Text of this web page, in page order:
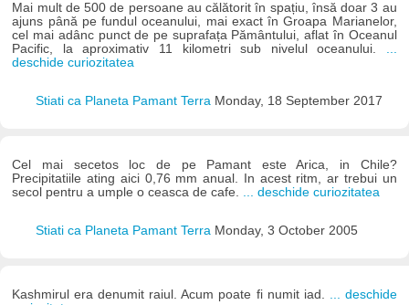
Mai mult de 500 de persoane au călătorit în spațiu, însă doar 3 au
ajuns până pe fundul oceanului, mai exact în Groapa Marianelor,
cel mai adânc punct de pe suprafața Pământului, aflat în Oceanul
Pacific, la aproximativ 11 kilometri sub nivelul oceanului. ...
deschide curiozitatea
Stiati ca Planeta Pamant Terra Monday, 18 September 2017
Cel mai secetos loc de pe Pamant este Arica, in Chile?
Precipitatiile ating aici 0,76 mm anual. In acest ritm, ar trebui un
secol pentru a umple o ceasca de cafe.
... deschide curiozitatea
Stiati ca Planeta Pamant Terra Monday, 3 October 2005
Kashmirul era denumit raiul. Acum poate fi numit iad.
... deschide